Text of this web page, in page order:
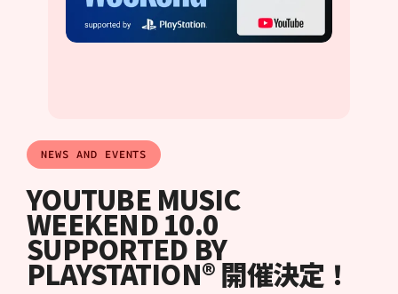
NEWS AND EVENTS
YOUTUBE MUSIC
WEEKEND 10.0
SUPPORTED BY
PLAYSTATION® 開催決定！